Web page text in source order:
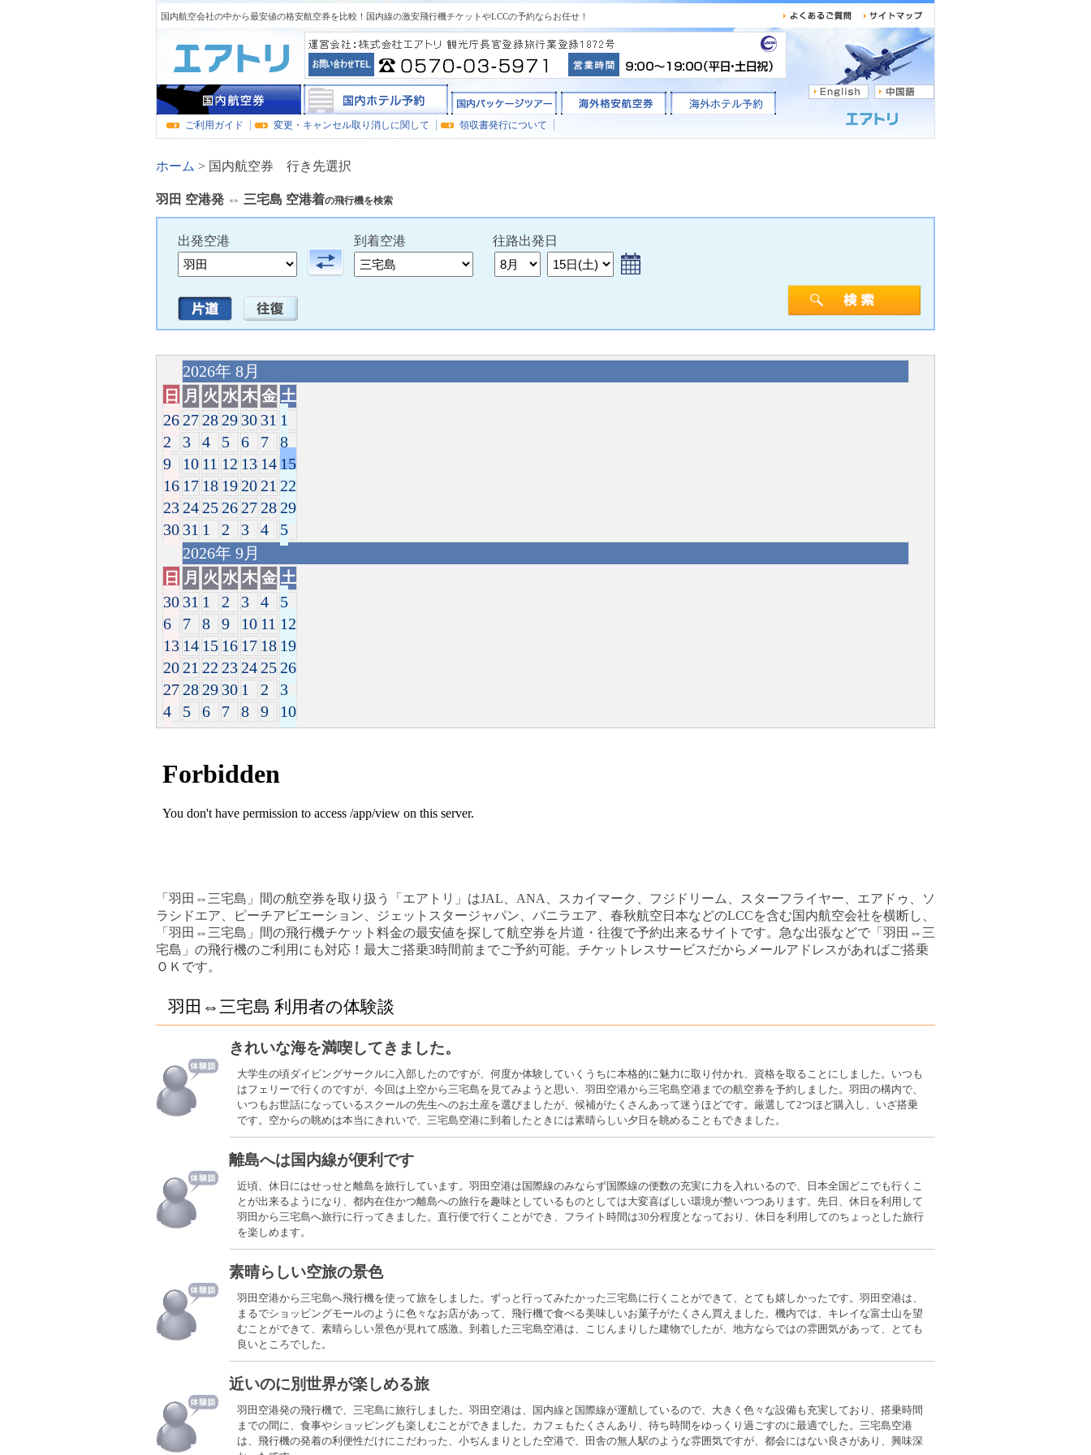
国内航空会社の中から最安値の格安航空券を比較！国内線の激安飛行機チケットやLCCの予約ならお任せ！
ご利用ガイド 変更・キャンセル取り消しに関して 領収書発行について
ホーム > 国内航空券 行き先選択
羽田 空港発 ⇔ 三宅島 空港着の飛行機を検索
出発空港 到着空港 往路出発日
2026年 8月
日 月 火 水 木 金 土
26 27 28 29 30 31 1
2
3 4 5 6 7
8
9
10 11 12 13 14 15
16 17 18 19 20 21 22
23 24 25 26 27 28 29
30 31 1 2 3 4
5
2026年 9月
日 月 火 水 木 金 土
30 31 1 2 3 4
5
6
7 8 9 10 11 12
13 14 15 16 17 18 19
20 21 22 23 24 25 26
27 28 29 30 1 2
3
4
5 6 7 8 9 10
「羽田⇔三宅島」間の航空券を取り扱う「エアトリ」はJAL、ANA、スカイマーク、フジドリーム、スターフライヤー、エアドゥ、ソ
ラシドエア、ピーチアビエーション、ジェットスタージャパン、バニラエア、春秋航空日本などのLCCを含む国内航空会社を横断し、
「羽田⇔三宅島」間の飛行機チケット料金の最安値を探して航空券を片道・往復で予約出来るサイトです。急な出張などで「羽田⇔三
宅島」の飛行機のご利用にも対応！最大ご搭乗3時間前までご予約可能。チケットレスサービスだからメールアドレスがあればご搭乗
ＯＫです。
羽田⇔三宅島 利用者の体験談
きれいな海を満喫してきました。
大学生の頃ダイビングサークルに入部したのですが、何度か体験していくうちに本格的に魅力に取り付かれ、資格を取ることにしました。いつも
はフェリーで行くのですが、今回は上空から三宅島を見てみようと思い、羽田空港から三宅島空港までの航空券を予約しました。羽田の構内で、
いつもお世話になっているスクールの先生へのお土産を選びましたが、候補がたくさんあって迷うほどです。厳選して2つほど購入し、いざ搭乗
です。空からの眺めは本当にきれいで、三宅島空港に到着したときには素晴らしい夕日を眺めることもできました。
離島へは国内線が便利です
近頃、休日にはせっせと離島を旅行しています。羽田空港は国際線のみならず国際線の便数の充実に力を入れいるので、日本全国どこでも行くこ
とが出来るようになり、都内在住かつ離島への旅行を趣味としているものとしては大変喜ばしい環境が整いつつあります。先日、休日を利用して
羽田から三宅島へ旅行に行ってきました。直行便で行くことができ、フライト時間は30分程度となっており、休日を利用してのちょっとした旅行
を楽しめます。
素晴らしい空旅の景色
羽田空港から三宅島へ飛行機を使って旅をしました。ずっと行ってみたかった三宅島に行くことができて、とても嬉しかったです。羽田空港は、
まるでショッピングモールのように色々なお店があって、飛行機で食べる美味しいお菓子がたくさん買えました。機内では、キレイな富士山を望
むことができて、素晴らしい景色が見れて感激。到着した三宅島空港は、こじんまりした建物でしたが、地方ならではの雰囲気があって、とても
良いところでした。
近いのに別世界が楽しめる旅
羽田空港発の飛行機で、三宅島に旅行しました。羽田空港は、国内線と国際線が運航しているので、大きく色々な設備も充実しており、搭乗時間
までの間に、食事やショッピングも楽しむことができました。カフェもたくさんあり、待ち時間をゆっくり過ごすのに最適でした。三宅島空港
は、飛行機の発着の利便性だけにこだわった、小ぢんまりとした空港で、田舎の無人駅のような雰囲気ですが、都会にはない良さがあり、興味深